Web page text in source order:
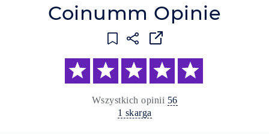
Coinumm Opinie
Wszystkich opinii 56
1 skarga